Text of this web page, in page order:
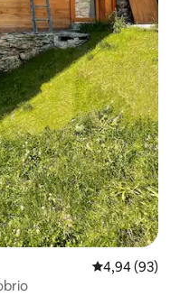
4,94 de uma
4,94 (93)